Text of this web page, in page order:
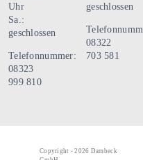
Uhr
Sa.:
geschlossen
Telefonnummer:
08323
999 810
geschlossen
08322
703 581
Copyright - 2026 Dambeck